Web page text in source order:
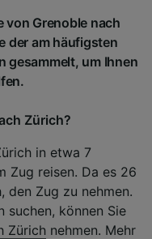
von Grenoble nach
der am häufigsten
gesammelt, um Ihnen
Zürich?
in etwa 7
Zug reisen. Da es 26
den Zug zu nehmen.
suchen, können Sie
Zürich nehmen. Mehr